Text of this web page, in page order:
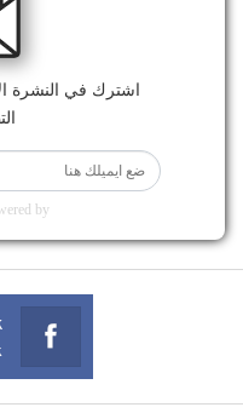
اشترك في النشرة
by